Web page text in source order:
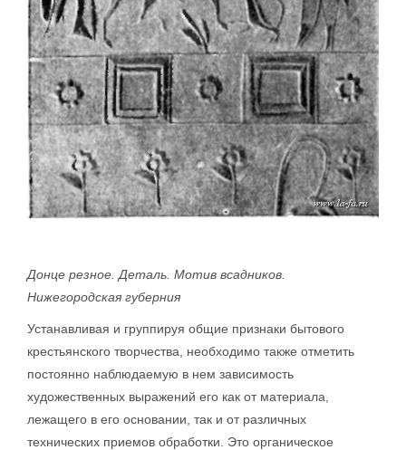
Донце резное. Деталь. Мотив всадников.
Нижегородская губерния
Устанавливая и группируя общие признаки бытового
крестьянского творчества, необходимо также отметить
постоянно наблюдаемую в нем зависимость
художественных выражений его как от материала,
лежащего в его основании, так и от различных
технических приемов обработки. Это органическое